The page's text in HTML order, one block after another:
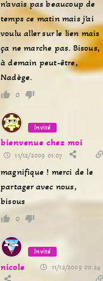
n’avais pas beaucoup de
temps ce matin mais j’ai
voulu aller sur le lien mais
ça ne marche pas. Bisous,
à demain peut-être,
Nadège.
0
Invité
bienvenue chez moi
11/12/2009 01:07
magnifique ! merci de le
partager avec nous,
bisous
0
Invité
nicole 11/12/2009 00:24